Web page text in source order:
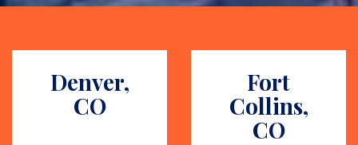
Denver,
CO
Fort
Collins,
CO